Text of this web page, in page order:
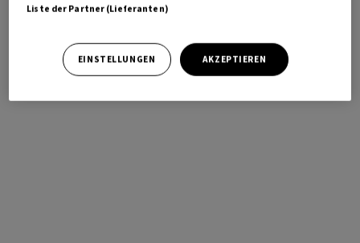
Liste der Partner (Lieferanten)
EINSTELLUNGEN AKZEPTIEREN